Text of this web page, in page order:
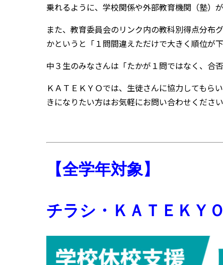
乗れるように、学校関係や外部教育機関（塾）
また、教育委員会のリンク内の教科別得点分布
かというと「１問間違えただけで大きく順位が
中３生のみなさんは「たかが１問ではなく、合
ＫＡＴＥＫＹＯでは、生徒さんに協力してもら
きになりたい方はお気軽にお問い合わせください
【全学年対象】
チラシ・ＫＡＴＥＫＹ